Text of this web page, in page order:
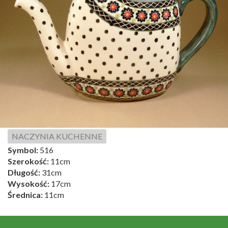
NACZYNIA KUCHENNE
Symbol: 516
Szerokość: 11cm
Długość: 31cm
Wysokość: 17cm
Średnica: 11cm